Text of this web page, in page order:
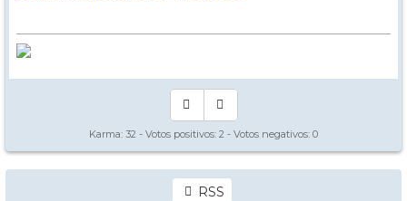
Karma: 32 - Votos positivos: 2 - Votos negativos: 0
RSS